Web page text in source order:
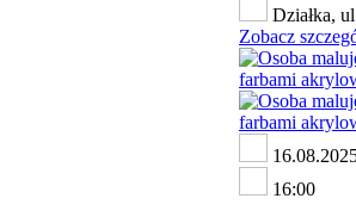
Działka,
Zobacz
16:00